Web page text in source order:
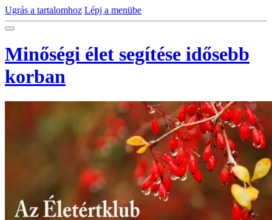
Ugrás a tartalomhoz Lépj a menübe
Minőségi élet segítése idősebb
korban